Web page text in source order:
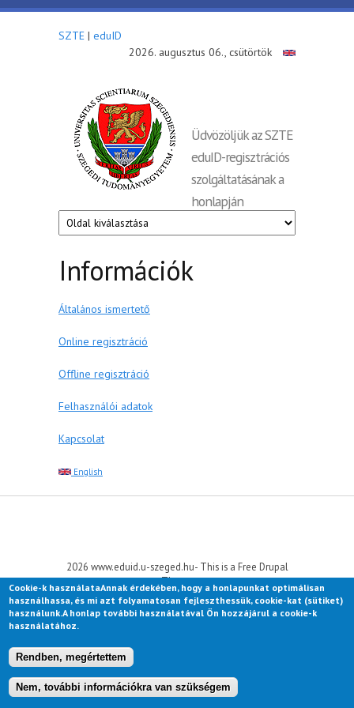
Ugrás a tartalomra
SZTE | eduID
2026. augusztus 06., csütörtök
www.eduid.u-
szeged.hu
Üdvözöljük az SZTE
eduID-regisztrációs
szolgáltatásának a
honlapján
Információk
Általános ismertető
Online regisztráció
Offline regisztráció
Felhasználói adatok
Kapcsolat
English
2026 www.eduid.u-szeged.hu- This is a Free Drupal
Theme
Ported to Drupal for the Open Source Community by
Drupalizing, a Project ofMore than (just) Themes.
Cookie-k használataAnnak érdekében, hogy a honlapunkat optimálisan
használhassa, és mi azt folyamatosan fejleszthessük, cookie-kat (sütiket)
használunk.A honlap további használatával Ön hozzájárul a cookie-k
használatához.
Rendben, megértettem
Nem, további információkra van szükségem